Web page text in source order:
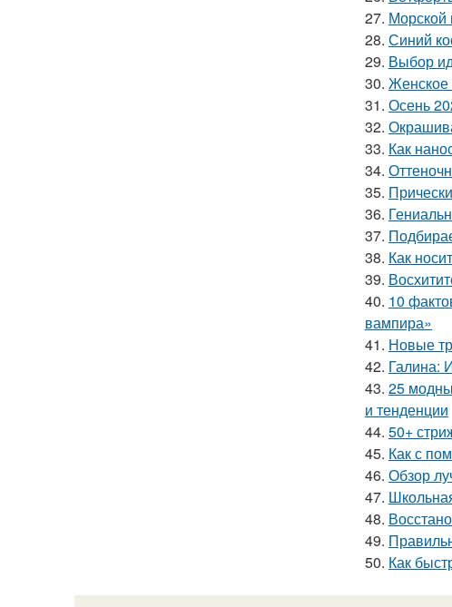
27. Морской
28. Синий
29. Выбор
30. Женское
31. Осень
32.
33. Как
34.
35.
36.
37.
38. Как
39.
40. 10
вампира»
41. Новые
42. Галина:
43. 25
и тенденции
44. 50+
45. Как с
46. Обзор
47.
48.
49.
50. Как